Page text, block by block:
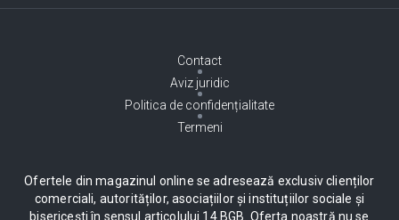
Contact
Aviz juridic
Politica de confidențialitate
Termeni
Ofertele din magazinul online se adresează exclusiv clienților
comerciali, autorităților, asociațiilor și instituțiilor sociale și
bisericești în sensul articolului 14 BGB. Oferta noastră nu se